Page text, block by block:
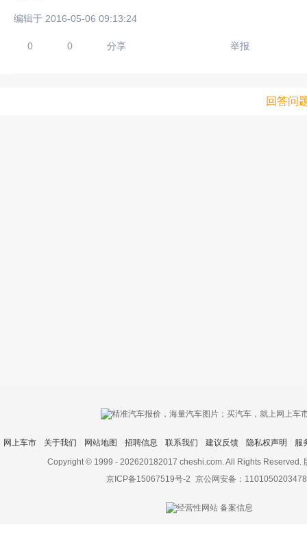
编辑于 2016-05-06 09:13:24
0 0 分享 举报
回答问
上传图片最多
网上车市 关于我们 网站地图 招聘信息 联系我们 建议反馈 隐私权声明
服
Copyright © 1999 - 202620182017 cheshi.com. All Rights Reserved.
京ICP备15067519号-2 京公网安备：